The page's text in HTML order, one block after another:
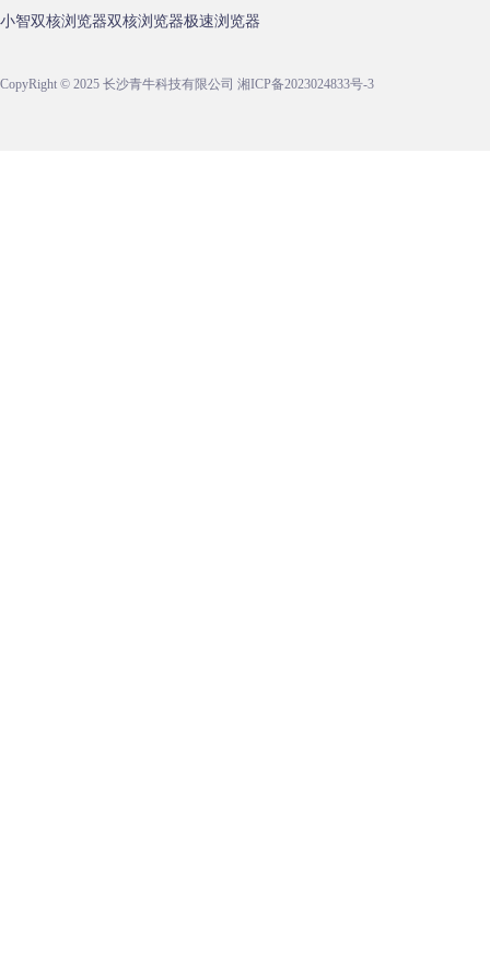
小智双核浏览器双核浏览器极速浏览器
CopyRight © 2025 长沙青牛科技有限公司 湘ICP备2023024833号-3